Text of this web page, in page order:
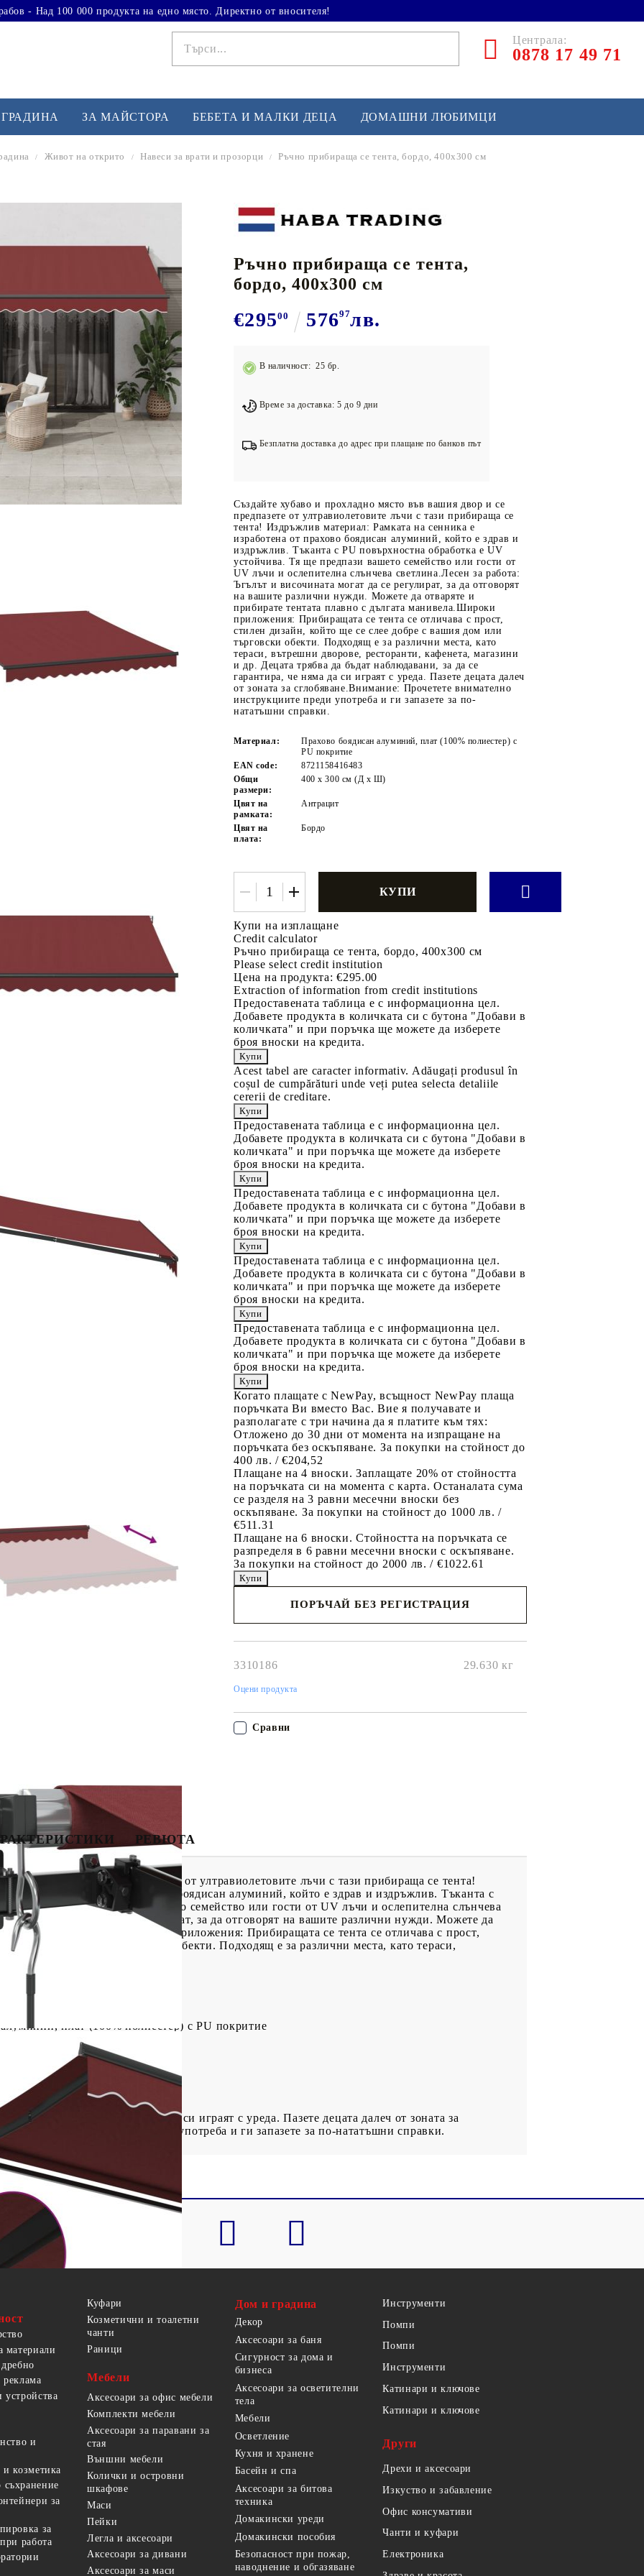
- Над 100 000 продукта на едно място. Директно от вносителя!
Централа:
0878 17 49 71
Кардио
Тренажори за баланс
Подложки за фитнес уреди
Лостове за набиране
Силови кули
Йога и пилатес
Баскетбол
Бейзбол и софтбол
Хокей и лакрос
Основно спортно оборудване
ЗА МАЙСТОРА БЕБЕТА И МАЛКИ ДЕЦА ДОМАШНИ ЛЮБИМЦИ
Живот на открито Навеси за врати и прозорци Ръчно прибираща се тента, бордо, 400x300 см
Ръчно прибираща се тента,
бордо, 400x300 см
€29500 57697лв.
В наличност: 25 бр.
Време за доставка: 5 до 9 дни
Безплатна доставка до адрес при плащане по банков път
Създайте хубаво и прохладно място във вашия двор и се
предпазете от ултравиолетовите лъчи с тази прибираща се
тента! Издръжлив материал: Рамката на сенника е
изработена от прахово боядисан алуминий, който е здрав и
издръжлив. Тъканта с PU повърхностна обработка е UV
устойчива. Тя ще предпази вашето семейство или гости от
UV лъчи и ослепителна слънчева светлина.Лесен за работа:
Ъгълът и височината могат да се регулират, за да отговорят
на вашите различни нужди. Можете да отваряте и
прибирате тентата плавно с дългата манивела.Широки
приложения: Прибиращата се тента се отличава с прост,
стилен дизайн, който ще се слее добре с вашия дом или
търговски обекти. Подходящ е за различни места, като
тераси, вътрешни дворове, ресторанти, кафенета, магазини
и др. Децата трябва да бъдат наблюдавани, за да се
гарантира, че няма да си играят с уреда. Пазете децата далеч
от зоната за сглобяване.Внимание: Прочетете внимателно
инструкциите преди употреба и ги запазете за по-
нататъшни справки.
Материал:
Прахово боядисан алуминий, плат (100% полиестер) с
PU покритие
EAN code:
8721158416483
Общи
размери:
400 x 300 см (Д x Ш)
Цвят на
рамката:
Антрацит
Цвят на
плата:
Бордо
Купи на изплащане
Credit calculator
Ръчно прибираща се тента, бордо, 400x300 см
Please select credit institution
Цена на продукта: €295.00
Extraction of information from credit institutions
Предоставената таблица е с информационна цел.
Добавете продукта в количката си с бутона "Добави в
количката" и при поръчка ще можете да изберете
броя вноски на кредита.
Acest tabel are caracter informativ. Adăugați produsul în
coșul de cumpărături unde veți putea selecta detaliile
cererii de creditare.
Предоставената таблица е с информационна цел.
Добавете продукта в количката си с бутона "Добави в
количката" и при поръчка ще можете да изберете
броя вноски на кредита.
Предоставената таблица е с информационна цел.
Добавете продукта в количката си с бутона "Добави в
количката" и при поръчка ще можете да изберете
броя вноски на кредита.
Предоставената таблица е с информационна цел.
Добавете продукта в количката си с бутона "Добави в
количката" и при поръчка ще можете да изберете
броя вноски на кредита.
Предоставената таблица е с информационна цел.
Добавете продукта в количката си с бутона "Добави в
количката" и при поръчка ще можете да изберете
броя вноски на кредита.
Когато плащате с NewPay, всъщност NewPay плаща
поръчката Ви вместо Вас. Вие я получавате и
разполагате с три начина да я платите към тях:
Отложено до 30 дни от момента на изпращане на
поръчката без оскъпяване. За покупки на стойност до
400 лв. / €204,52
Плащане на 4 вноски. Заплащате 20% от стойността
на поръчката си на момента с карта. Останалата сума
се разделя на 3 равни месечни вноски без
оскъпяване. За покупки на стойност до 1000 лв. /
€511.31
Плащане на 6 вноски. Стойността на поръчката се
разпределя в 6 равни месечни вноски с оскъпяване.
За покупки на стойност до 2000 лв. / €1022.61
ПОРЪЧАЙ БЕЗ РЕГИСТРАЦИЯ
3310186 29.630 кг
Оцени продукта
Сравни
РЕВЮТА
във вашия двор и се предпазете от ултравиолетовите лъчи с тази прибираща се тента!
е изработена от прахово боядисан алуминий, който е здрав и издръжлив. Тъканта с
Тя ще предпази вашето семейство или гости от UV лъчи и ослепителна слънчева
височината могат да се регулират, за да отговорят на вашите различни нужди. Можете да
с дългата манивела.Широки приложения: Прибиращата се тента се отличава с прост,
с вашия дом или търговски обекти. Подходящ е за различни места, като тераси,
магазини и др.
плат (100% полиестер) с PU покритие
за да се гарантира, че няма да си играят с уреда. Пазете децата далеч от зоната за
инструкциите преди употреба и ги запазете за по-нататъшни справки.
материали
и
козметика
за
за
работа
Куфари
Козметични и тоалетни
чанти
Раници
Мебели
Аксесоари за офис мебели
Комплекти мебели
Аксесоари за паравани за
стая
Външни мебели
Колички и островни
шкафове
Маси
Пейки
Легла и аксесоари
Аксесоари за дивани
Аксесоари за маси
Дом и градина
Декор
Аксесоари за баня
Сигурност за дома и
бизнеса
Аксесоари за осветителни
тела
Мебели
Осветление
Кухня и хранене
Басейн и спа
Аксесоари за битова
техника
Домакински уреди
Домакински пособия
Безопасност при пожар,
наводнение и обгазяване
Инструменти
Помпи
Помпи
Инструменти
Катинари и ключове
Катинари и ключове
Други
Дрехи и аксесоари
Изкуство и забавление
Офис консумативи
Чанти и куфари
Електроника